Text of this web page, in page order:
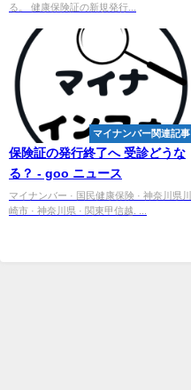
る。 健康保険証の新規発行...
マイナンバー関連記事
保険証の発行終了へ 受診どうな
る？ - goo ニュース
マイナンバー · 国民健康保険 · 神奈川県川
崎市 · 神奈川県 · 関東甲信越. ...